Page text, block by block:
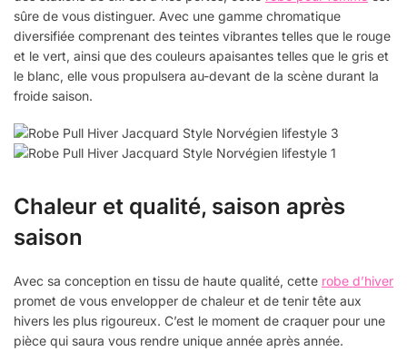
sûre de vous distinguer. Avec une gamme chromatique
diversifiée comprenant des teintes vibrantes telles que le rouge
et le vert, ainsi que des couleurs apaisantes telles que le gris et
le blanc, elle vous propulsera au-devant de la scène durant la
froide saison.
Chaleur et qualité, saison après
saison
Avec sa conception en tissu de haute qualité, cette robe d’hiver
promet de vous envelopper de chaleur et de tenir tête aux
hivers les plus rigoureux. C’est le moment de craquer pour une
pièce qui saura vous rendre unique année après année.